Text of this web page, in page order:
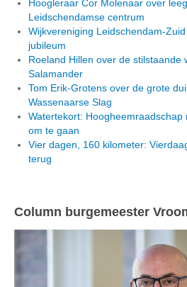
Hoogleraar Cor Molenaar over
Leidschendamse centrum
Wijkvereniging Leidschendam-
jubileum
Roeland Hillen over de stilstaande
Salamander
Tom Erik-Grotens over de grote
Wassenaarse Slag
Watertekort:
om te gaan
Vier dagen, 160 kilometer:
terug
Column burgemeester